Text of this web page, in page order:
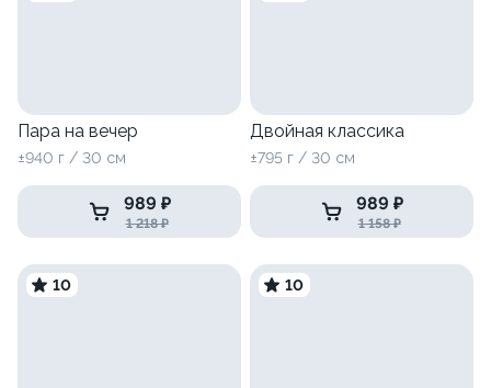
Пара на вечер
±940 г / 30 см
989 ₽
1 218 ₽
Двойная классика
±795 г / 30 см
989 ₽
1 158 ₽
10 10